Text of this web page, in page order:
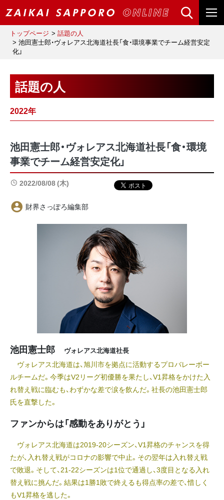
トップページ
話題の人
池田憲士郎・ヴォレアス北海道社長「食・環境事業でチーム経営安定
化」
話題の人
2022年
池田憲士郎・ヴォレアス北海道社長「食・環境
事業でチーム経営安定化」
2022/08/08 (木)
財界さっぽろ編集部
池田憲士郎 ヴォレアス北海道社長
ヴォレアス北海道は、旭川市を拠点に活動するプロバレーボー
ルチームだ。今季はV2リーグ初優勝を果たし、V1昇格をかけた入
れ替え戦に臨むも、わずかな差で涙を飲んだ。社長の池田憲士郎
氏を直撃した。
ファンからは「感動をありがとう」
ヴォレアス北海道は2019-20シーズン、V1昇格のチャンスを得
たが、入れ替え戦がコロナの影響で中止。その翌年は入れ替え戦
で敗退。そして、21-22シーズンは1位で通過し、3度目となる入れ
替え戦に挑んだ。結果は1勝1敗で終えるも得点率の差で、惜しく
もV1昇格を逃した。